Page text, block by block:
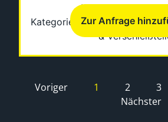
Hersteller: Fermec-
Kategorien:
&
Zur Anfrage
Voriger 1 2 3
Nächster